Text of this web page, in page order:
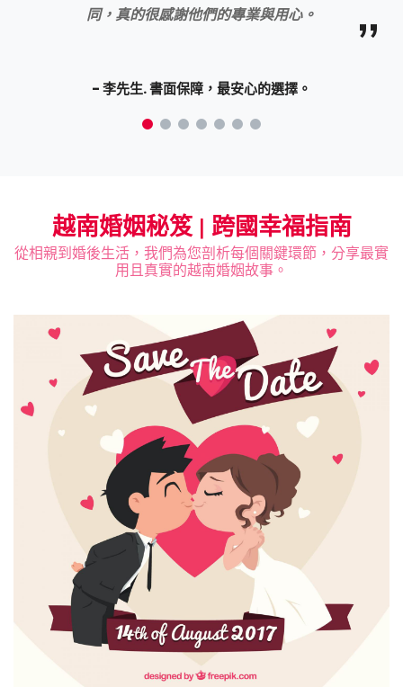
同，真的很感謝他們的專業與用心。
- 李先生. 書面保障，最安心的選擇。
越南婚姻秘笈 | 跨國幸福指南
從相親到婚後生活，我們為您剖析每個關鍵環節，分享最實
用且真實的越南婚姻故事。